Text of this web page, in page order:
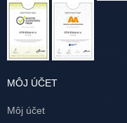
MÔJ ÚČET
Môj účet